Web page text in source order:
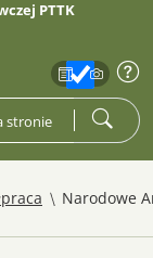
PTTK
szukaj
/
Narodowe